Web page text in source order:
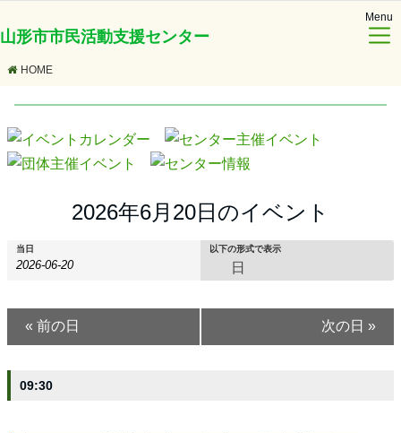
山形市市民活動支援センター
Menu
HOME
2026年6月20日のイベント
イ
ベ
ン
イ
以下の形式で表示
日
ト
当日
« 前の日 次の日 »
09:30